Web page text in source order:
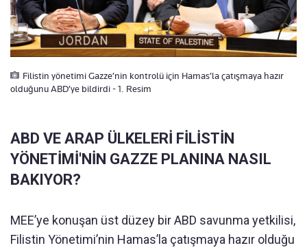
Filistin yönetimi Gazze’nin kontrolü için Hamas’la çatışmaya hazır
olduğunu ABD’ye bildirdi - 1. Resim
ABD VE ARAP ÜLKELERİ FİLİSTİN
YÖNETİMİ'NİN GAZZE PLANINA NASIL
BAKIYOR?
MEE’ye konuşan üst düzey bir ABD savunma yetkilisi,
Filistin Yönetimi’nin Hamas’la çatışmaya hazır olduğu